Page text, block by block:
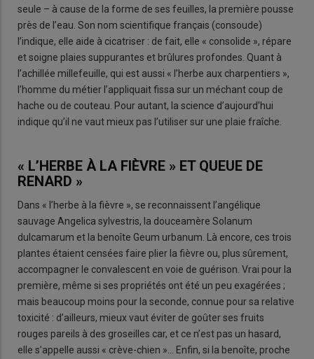
seule – à cause de la forme de ses feuilles, la première pousse
près de l’eau. Son nom scientifique français (consoude)
l’indique, elle aide à cicatriser : de fait, elle « consolide », répare
et soigne plaies suppurantes et brûlures profondes. Quant à
l’achillée millefeuille, qui est aussi « l’herbe aux charpentiers »,
l’homme du métier l’appliquait fissa sur un méchant coup de
hache ou de couteau. Pour autant, la science d’aujourd’hui
indique qu’il ne vaut mieux pas l’utiliser sur une plaie fraîche.
« L’HERBE À LA FIÈVRE » ET QUEUE DE
RENARD »
Dans « l’herbe à la fièvre », se reconnaissent l’angélique
sauvage Angelica sylvestris, la douceamère Solanum
dulcamarum et la benoîte Geum urbanum. Là encore, ces trois
plantes étaient censées faire plier la fièvre ou, plus sûrement,
accompagner le convalescent en voie de guérison. Vrai pour la
première, même si ses propriétés ont été un peu exagérées ;
mais beaucoup moins pour la seconde, connue pour sa relative
toxicité : d’ailleurs, mieux vaut éviter de goûter ses fruits
rouges pareils à des groseilles car, et ce n’est pas un hasard,
elle s’appelle aussi « crève-chien »… Enfin, si la benoîte, proche